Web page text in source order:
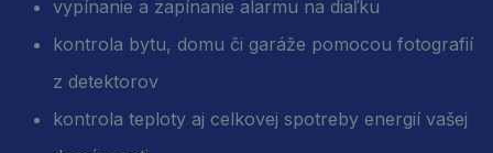
vypínanie a zapínanie alarmu na diaľku
kontrola bytu, domu či garáže pomocou fotografií
z detektorov
kontrola teploty aj celkovej spotreby energií vašej